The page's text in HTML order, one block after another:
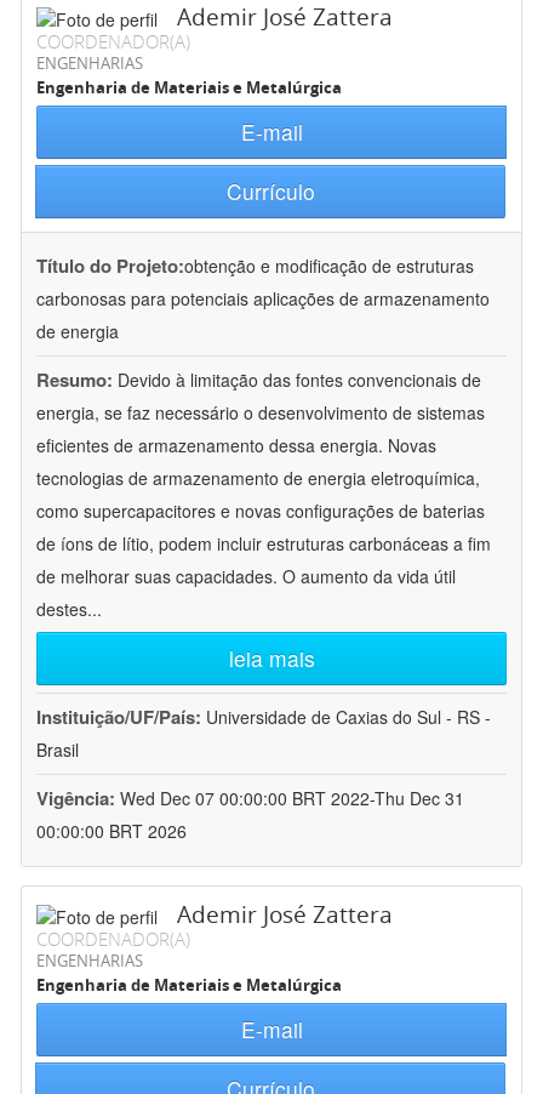
Ademir José Zattera
COORDENADOR(A)
ENGENHARIAS
Engenharia de Materiais e Metalúrgica
E-mail
Currículo
Título do Projeto:obtenção e modificação de estruturas
carbonosas para potenciais aplicações de armazenamento
de energia
Resumo: Devido à limitação das fontes convencionais de
energia, se faz necessário o desenvolvimento de sistemas
eficientes de armazenamento dessa energia. Novas
tecnologias de armazenamento de energia eletroquímica,
como supercapacitores e novas configurações de baterias
de íons de lítio, podem incluir estruturas carbonáceas a fim
de melhorar suas capacidades. O aumento da vida útil
destes...
leia mais
Instituição/UF/País: Universidade de Caxias do Sul - RS -
Brasil
Vigência: Wed Dec 07 00:00:00 BRT 2022-Thu Dec 31
00:00:00 BRT 2026
Ademir José Zattera
COORDENADOR(A)
ENGENHARIAS
Engenharia de Materiais e Metalúrgica
E-mail